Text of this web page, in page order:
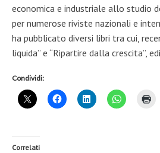
economica e industriale allo studio
per numerose riviste nazionali e
ha pubblicato diversi libri tra cui,
liquida” e “Ripartire dalla crescita”,
Condividi:
Correlati